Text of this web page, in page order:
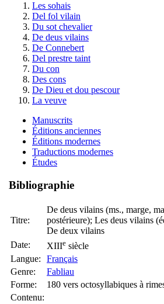
Les sohais
Del fol vilain
Du sot chevalier
De deus vilains
De Connebert
Del prestre taint
Du con
Des cons
De Dieu et dou pescour
La veuve
Manuscrits
Éditions anciennes
Éditions modernes
Traductions modernes
Études
Bibliographie
Titre:
De deus vilains (ms., marge,
postérieure); Les deus vilains
De deux vilains
Date:
XIIIe siècle
Langue:
Français
Genre:
Fabliau
Forme:
180 vers octosyllabiques à
Contenu: